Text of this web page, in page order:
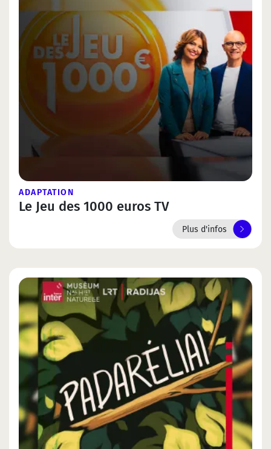
ADAPTATION
Le Jeu des 1000 euros TV
Plus d'infos